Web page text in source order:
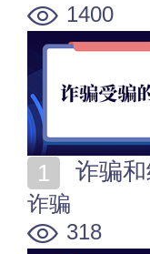
1400
诈骗
诈骗
318